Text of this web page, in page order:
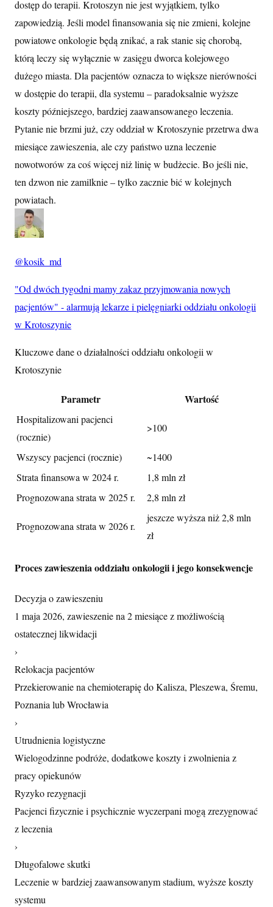
dostęp do terapii. Krotoszyn nie jest wyjątkiem, tylko
zapowiedzią. Jeśli model finansowania się nie zmieni, kolejne
powiatowe onkologie będą znikać, a rak stanie się chorobą,
którą leczy się wyłącznie w zasięgu dworca kolejowego
dużego miasta. Dla pacjentów oznacza to większe nierówności
w dostępie do terapii, dla systemu – paradoksalnie wyższe
koszty późniejszego, bardziej zaawansowanego leczenia.
Pytanie nie brzmi już, czy oddział w Krotoszynie przetrwa dwa
miesiące zawieszenia, ale czy państwo uzna leczenie
nowotworów za coś więcej niż linię w budżecie. Bo jeśli nie,
ten dzwon nie zamilknie – tylko zacznie bić w kolejnych
powiatach.
@kosik_md
"Od dwóch tygodni mamy zakaz przyjmowania nowych
pacjentów" - alarmują lekarze i pielęgniarki oddziału onkologii
w Krotoszynie
Kluczowe dane o działalności oddziału onkologii w
Krotoszynie
Parametr Wartość
Hospitalizowani pacjenci
(rocznie)
>100
Wszyscy pacjenci (rocznie)
~1400
Strata finansowa w 2024 r.
1,8 mln zł
Prognozowana strata w 2025 r.
2,8 mln zł
Prognozowana strata w 2026 r.
jeszcze wyższa niż 2,8 mln
zł
Proces zawieszenia oddziału onkologii i jego konsekwencje
Decyzja o zawieszeniu
1 maja 2026, zawieszenie na 2 miesiące z możliwością
ostatecznej likwidacji
›
Relokacja pacjentów
Przekierowanie na chemioterapię do Kalisza, Pleszewa, Śremu,
Poznania lub Wrocławia
›
Utrudnienia logistyczne
Wielogodzinne podróże, dodatkowe koszty i zwolnienia z
pracy opiekunów
Ryzyko rezygnacji
Pacjenci fizycznie i psychicznie wyczerpani mogą zrezygnować
z leczenia
›
Długofalowe skutki
Leczenie w bardziej zaawansowanym stadium, wyższe koszty
systemu